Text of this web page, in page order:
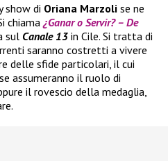
show di Oriana Marzoli se ne
chiama ¿Ganar o Servir? – De
sul Canale 13 in Cile. Si tratta di
saranno costretti a vivere
delle sfide particolari, il cui
assumeranno il ruolo di
il rovescio della medaglia,